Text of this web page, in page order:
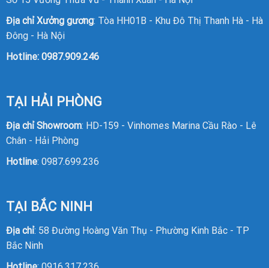
Địa chỉ Xưởng gương: Tòa HH01B - Khu Đô Thị Thanh Hà - Hà
Đông - Hà Nội
Hotline: 0987.909.246
TẠI HẢI PHÒNG
Địa chỉ Showroom: HD-159 - Vinhomes Marina Cầu Rào - Lê
Chân - Hải Phòng
Hotline: 0987.699.236
TẠI BẮC NINH
Địa chỉ: 58 Đường Hoàng Văn Thụ - Phường Kinh Bắc - TP
Bắc Ninh